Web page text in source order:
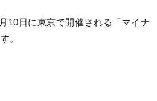
10日に東京で開催される「マイナ
。